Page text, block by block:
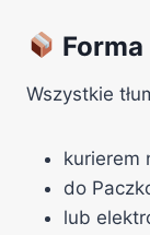
Wszystkie
kurierem
do
lub